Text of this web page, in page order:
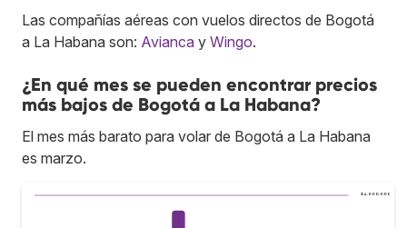
Las compañías aéreas con vuelos directos de Bogotá
a La Habana son: Avianca y Wingo.
¿En qué mes se pueden encontrar precios
más bajos de Bogotá a La Habana?
El mes más barato para volar de Bogotá a La Habana
es marzo.
$ 4.000.000